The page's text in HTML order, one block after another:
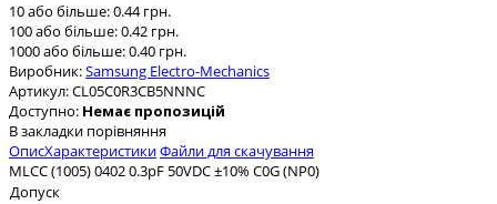
10 або більше: 0.44 грн.
100 або більше: 0.42 грн.
1000 або більше: 0.40 грн.
Виробник:Samsung Electro-Mechanics
Артикул:CL05C0R3CB5NNNC
Доступно: Немає пропозицій
В закладки порівняння
ОписХарактеристикиФайли для скачування
MLCC (1005) 0402 0.3pF 50VDC ±10% C0G (NP0)
Допуск